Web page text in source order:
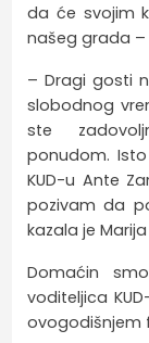
da će svojim
našeg grada –
– Dragi gosti
slobodnog
ste
ponudom.
KUD-u Ante
pozivam da
kazala je
Domaćin
voditeljica
ovogodišnjem